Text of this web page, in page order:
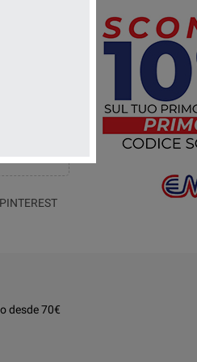
PINTEREST
desde 70€